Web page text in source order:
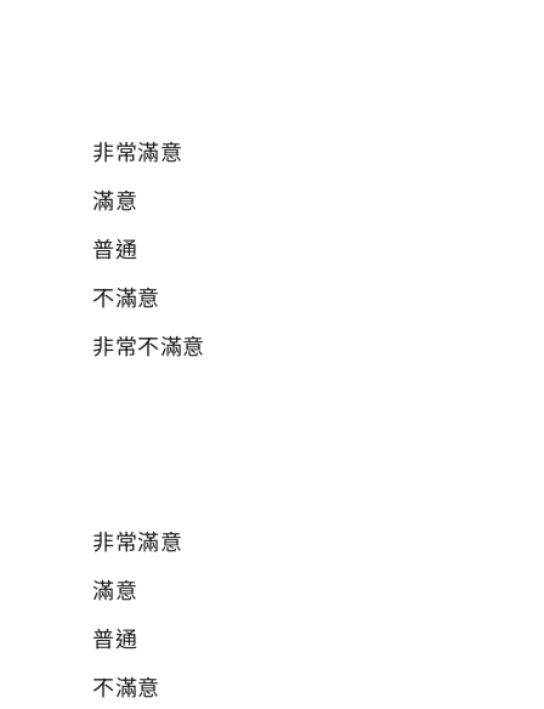
非常滿意
滿意
普通
不滿意
非常不滿意
非常滿意
滿意
普通
不滿意